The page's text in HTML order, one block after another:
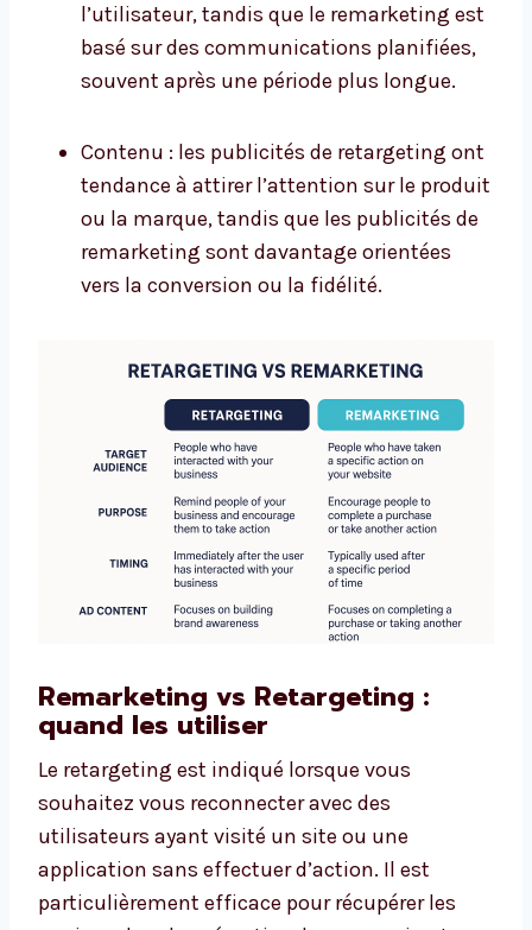
l’utilisateur, tandis que le remarketing est
basé sur des communications planifiées,
souvent après une période plus longue.
Contenu : les publicités de retargeting ont
tendance à attirer l’attention sur le produit
ou la marque, tandis que les publicités de
remarketing sont davantage orientées
vers la conversion ou la fidélité.
Remarketing vs Retargeting :
quand les utiliser
Le retargeting est indiqué lorsque vous
souhaitez vous reconnecter avec des
utilisateurs ayant visité un site ou une
application sans effectuer d’action. Il est
particulièrement efficace pour récupérer les